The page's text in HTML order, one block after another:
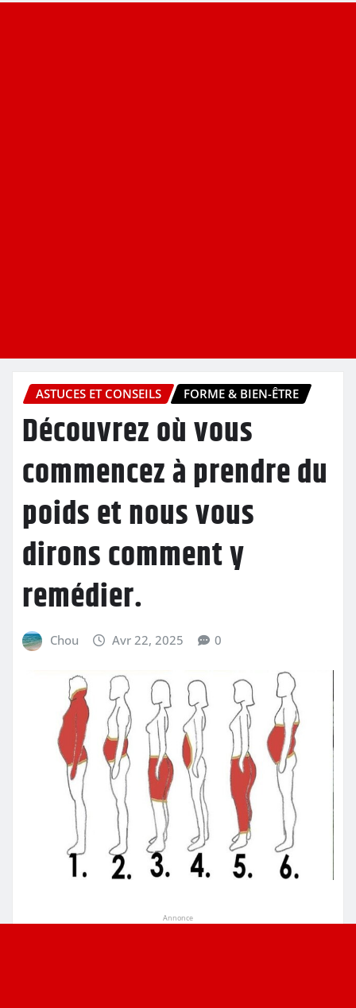
ASTUCES ET CONSEILS FORME & BIEN-ÊTRE
Découvrez où vous
commencez à prendre du
poids et nous vous
dirons comment y
remédier.
Chou Avr 22, 2025 0
Annonce